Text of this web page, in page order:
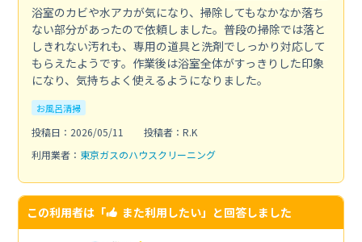
浴室のカビや水アカが気になり、掃除してもなかなか落ち
ない部分があったので依頼しました。普段の掃除では落と
しきれない汚れも、専用の道具と洗剤でしっかり対応して
もらえたようです。作業後は浴室全体がすっきりした印象
になり、気持ちよく使えるようになりました。
お風呂清掃
投稿日：2026/05/11
投稿者：R.K
利用業者： 東京ガスのハウスクリーニング
この利用者は「 また利用したい」と回答しました